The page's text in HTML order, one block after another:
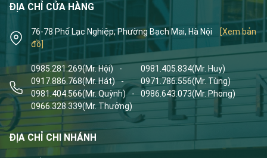
ĐỊA CHỈ CỬA HÀNG
76-78 Phố Lạc Nghiệp, Phường Bạch Mai, Hà Nội
[Xem bản
đồ]
0985.281.269(Mr. Hội) - 0981.405.834(Mr. Huy)
0917.886.768(Mr. Hát) - 0971.786.556(Mr. Tùng)
0981.404.566(Mr. Quỳnh) - 0986.643.073(Mr. Phong)
0966.328.339(Mr. Thưởng)
ĐỊA CHỈ CHI NHÁNH